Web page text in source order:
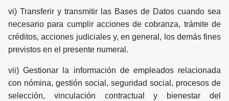
vi) Transferir y transmitir las Bases de Datos cuando sea
necesario para cumplir acciones de cobranza, trámite de
créditos, acciones judiciales y, en general, los demás fines
previstos en el presente numeral.
vii) Gestionar la información de empleados relacionada
con nómina, gestión social, seguridad social, procesos de
selección, vinculación contractual y bienestar del